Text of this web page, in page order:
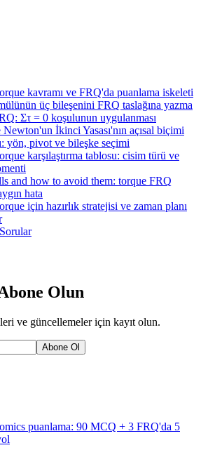
kavramı ve FRQ'da puanlama iskeleti
üç bileşenini FRQ taslağına yazma
Στ = 0 koşulunun uygulanması
İkinci Yasası'nın açısal biçimi
yön, pivot ve bileşke seçimi
karşılaştırma tablosu: cisim türü ve
and how to avoid them: torque FRQ
hata
için hazırlık stratejisi ve zaman planı
Olun
ve güncellemeler için kayıt olun.
Abone Ol
puanlama: 90 MCQ + 3 FRQ'da 5